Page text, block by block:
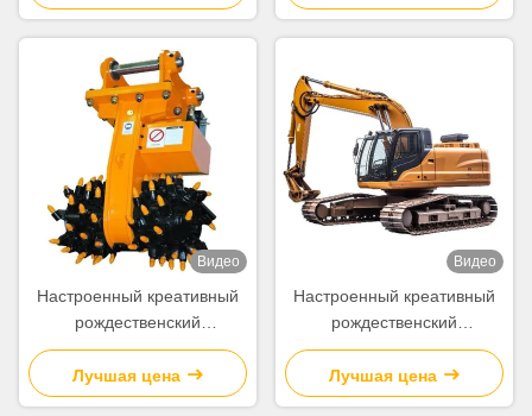
логотипом для
рождественской
декоративной вечеринки
логотипом для
рождественской
Видео
Настроенный креативный
рождественский
подарочный пакет из
бумажной бумаги с вашим
логотипом для
Лучшая цена
Видео
Настроенный креативный
рождественский
подарочный пакет из
бумажной бумаги с вашим
логотипом для
Лучшая цена